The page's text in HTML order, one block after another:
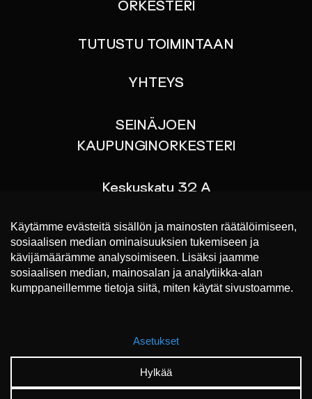
ORKESTERI
TUTUSTU TOIMINTAAN
YHTEYS
SEINÄJOEN
KAUPUNGINORKESTERI
Keskuskatu 32 A
p. 044 767 9070
Liput konsertteihin
https://www.lippu.fi/